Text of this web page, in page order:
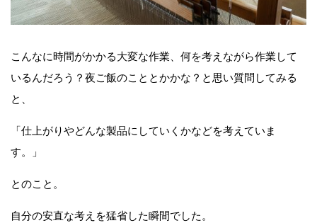
こんなに時間がかかる大変な作業、何を考えながら作業して
いるんだろう？夜ご飯のこととかかな？と思い質問してみる
と、
「仕上がりやどんな製品にしていくかなどを考えていま
す。」
とのこと。
自分の安直な考えを猛省した瞬間でした。